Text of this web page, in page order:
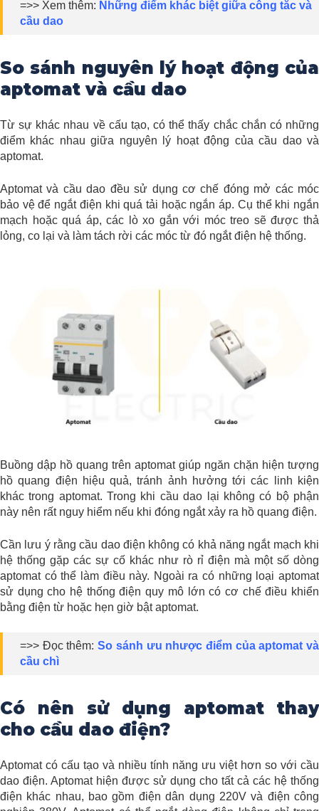
=>> Xem thêm: Những điểm khác biệt giữa công tắc và
cầu dao
So sánh nguyên lý hoạt động của
aptomat và cầu dao
Từ sự khác nhau về cấu tạo, có thể thấy chắc chắn có những
điểm khác nhau giữa nguyên lý hoạt động của cầu dao và
aptomat.
Aptomat và cầu dao đều sử dụng cơ chế đóng mở các móc
bảo vệ để ngắt điện khi quá tải hoặc ngắn áp. Cụ thể khi ngắn
mạch hoặc quá áp, các lò xo gắn với móc treo sẽ được thả
lỏng, co lại và làm tách rời các móc từ đó ngắt điện hệ thống.
Buồng dập hồ quang trên aptomat giúp ngăn chặn hiện tượng
hồ quang điện hiệu quả, tránh ảnh hưởng tới các linh kiện
khác trong aptomat. Trong khi cầu dao lại không có bộ phận
này nên rất nguy hiểm nếu khi đóng ngắt xảy ra hồ quang điện.
Cần lưu ý rằng cầu dao điện không có khả năng ngắt mạch khi
hệ thống gặp các sự cố khác như rò rỉ điện mà một số dòng
aptomat có thể làm điều này. Ngoài ra có những loại aptomat
sử dụng cho hệ thống điện quy mô lớn có cơ chế điều khiển
bằng điện từ hoặc hẹn giờ bật aptomat.
=>> Đọc thêm:So sánh ưu nhược điểm của aptomat và
cầu chì
Có nên sử dụng aptomat thay
cho cầu dao điện?
Aptomat có cấu tạo và nhiều tính năng ưu việt hơn so với cầu
dao điện. Aptomat hiện được sử dụng cho tất cả các hệ thống
điện khác nhau, bao gồm điện dân dụng 220V và điện công